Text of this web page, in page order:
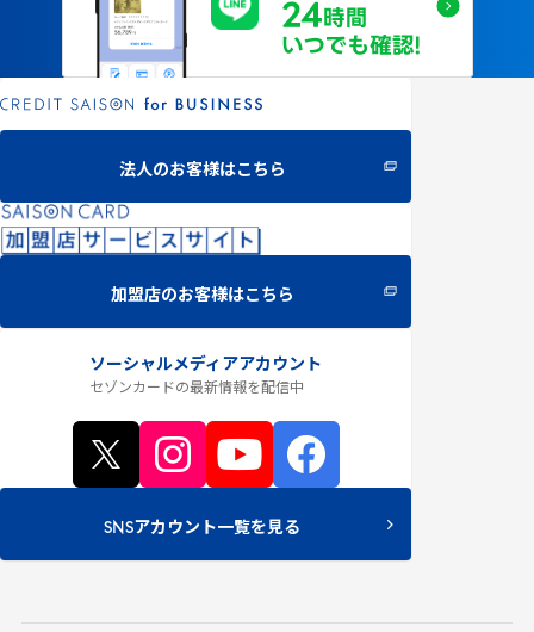
法人のお客様はこちら
加盟店のお客様はこちら
ソーシャルメディアアカウント
セゾンカードの最新情報を配信中
SNSアカウント一覧を見る